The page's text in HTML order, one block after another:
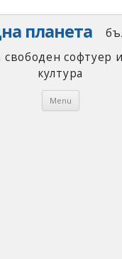
планета
свободен софтуер
култура
Menu Skip